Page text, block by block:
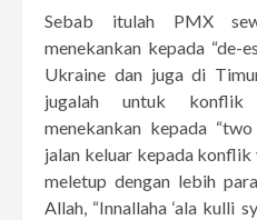
Sebab itulah PMX
menekankan kepada “de-
Ukraine dan juga di
jugalah untuk konflik
menekankan kepada
jalan keluar kepada konflik
meletup dengan lebih
Allah, “Innallaha ‘ala kulli